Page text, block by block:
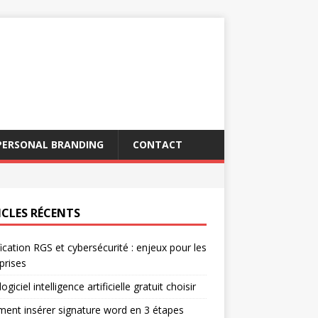
BRANDING CONTACT
RÉCENTS
RGS et cybersécurité : enjeux pour les
intelligence artificielle gratuit choisir
insérer signature word en 3 étapes